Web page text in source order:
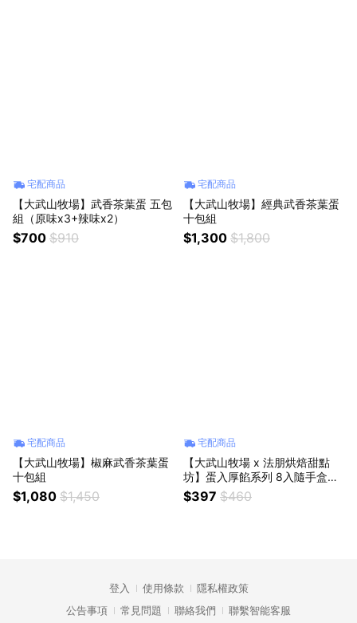
宅配商品
【大武山牧場】武香茶葉蛋 五包
組（原味x3+辣味x2）
$700 $910
宅配商品
【大武山牧場】經典武香茶葉蛋
十包組
$1,300 $1,800
宅配商品
【大武山牧場】椒麻武香茶葉蛋
十包組
$1,080 $1,450
宅配商品
【大武山牧場 x 法朋烘焙甜點
坊】蛋入厚餡系列 8入隨手盒
（清香檸檬）｜甜蜜下午茶 請你
吃甜甜
$397 $460
登入 使用條款
隱私權政策
公告事項
常見問題 聯絡我們 聯繫智能客服